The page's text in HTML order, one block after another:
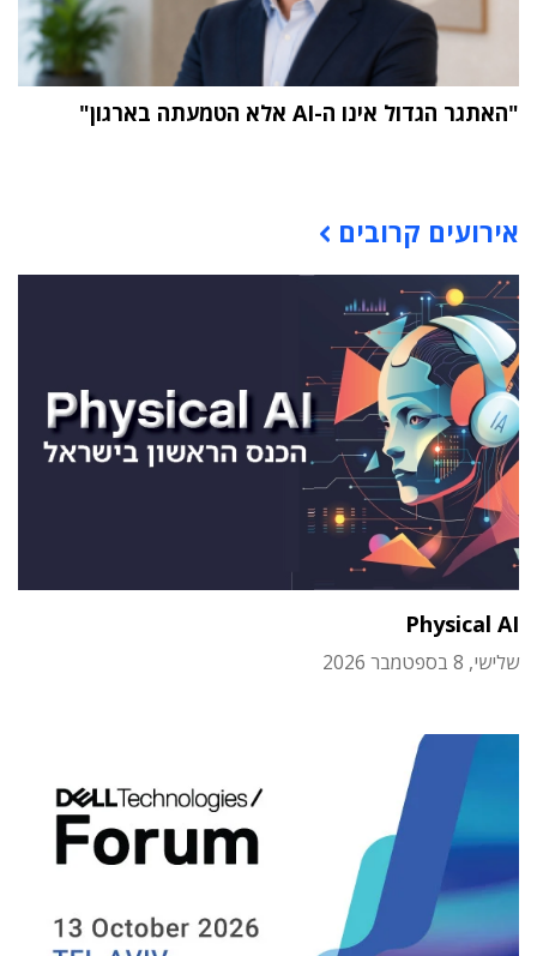
"האתגר הגדול אינו ה-AI אלא הטמעתה בארגון"
אירועים קרובים
Physical AI
שלישי, 8 בספטמבר 2026